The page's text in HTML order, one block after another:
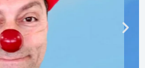
דוד
שחקן, ליצן, יוצר, מנהל